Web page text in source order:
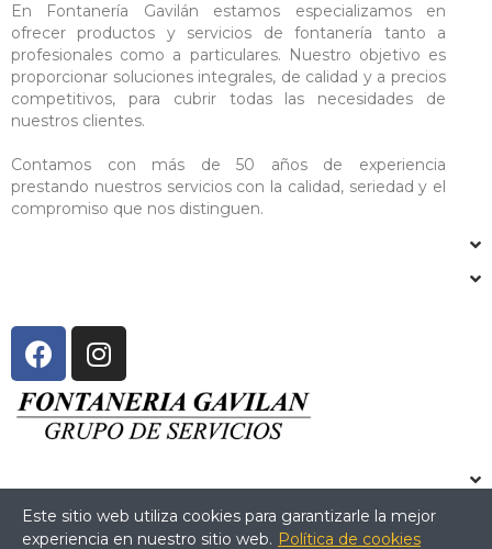
En Fontanería Gavilán estamos especializamos en
ofrecer productos y servicios de fontanería tanto a
profesionales como a particulares. Nuestro objetivo es
proporcionar soluciones integrales, de calidad y a precios
competitivos, para cubrir todas las necesidades de
nuestros clientes.
Contamos con más de 50 años de experiencia
prestando nuestros servicios con la calidad, seriedad y el
compromiso que nos distinguen.
Este sitio web utiliza cookies para garantizarle la mejor
experiencia en nuestro sitio web. Política de cookies